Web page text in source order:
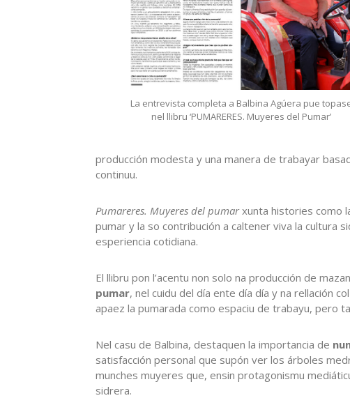
La entrevista completa a Balbina Agúera pue
nel llibru ‘PUMARERES. Muyeres del Pumar’
producción modesta y una manera de trabayar
continuu.
Pumareres. Muyeres del pumarxunta histories como
pumar y la so contribución a caltener viva la cultura
esperiencia cotidiana.
El llibru pon l’acentu non solo na producción de
pumar, nel cuidu del día ente día día y na rellación
apaez la pumarada como espaciu de trabayu, pero
Nel casu de Balbina, destaquen la importancia de
satisfacción personal que supón ver los árboles
munches muyeres que, ensin protagonismu
sidrera.